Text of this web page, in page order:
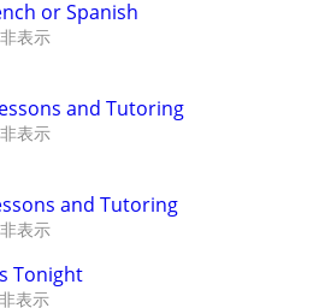
or Spanish
非表示
and Tutoring
非表示
and Tutoring
非表示
Tonight
非表示